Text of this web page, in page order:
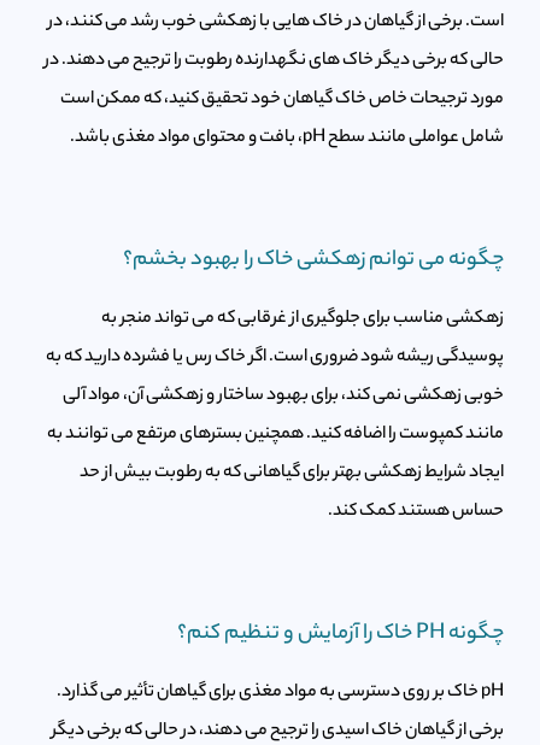
است. برخی از گیاهان در خاک هایی با زهکشی خوب رشد می کنند، در
حالی که برخی دیگر خاک های نگهدارنده رطوبت را ترجیح می دهند. در
مورد ترجیحات خاص خاک گیاهان خود تحقیق کنید، که ممکن است
شامل عواملی مانند سطح pH، بافت و محتوای مواد مغذی باشد.
چگونه می توانم زهکشی خاک را بهبود بخشم؟
زهکشی مناسب برای جلوگیری از غرقابی که می تواند منجر به
پوسیدگی ریشه شود ضروری است. اگر خاک رس یا فشرده دارید که به
خوبی زهکشی نمی کند، برای بهبود ساختار و زهکشی آن، مواد آلی
مانند کمپوست را اضافه کنید. همچنین بسترهای مرتفع می توانند به
ایجاد شرایط زهکشی بهتر برای گیاهانی که به رطوبت بیش از حد
حساس هستند کمک کند.
چگونه PH خاک را آزمایش و تنظیم کنم؟
pH خاک بر روی دسترسی به مواد مغذی برای گیاهان تأثیر می گذارد.
برخی از گیاهان خاک اسیدی را ترجیح می دهند، در حالی که برخی دیگر